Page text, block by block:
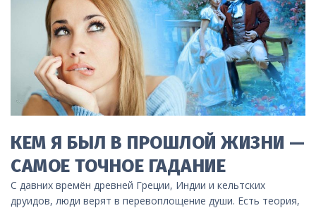
КЕМ Я БЫЛ В ПРОШЛОЙ ЖИЗНИ —
САМОЕ ТОЧНОЕ ГАДАНИЕ
С давних времён древней Греции, Индии и кельтских
друидов, люди верят в перевоплощение души. Есть теория,